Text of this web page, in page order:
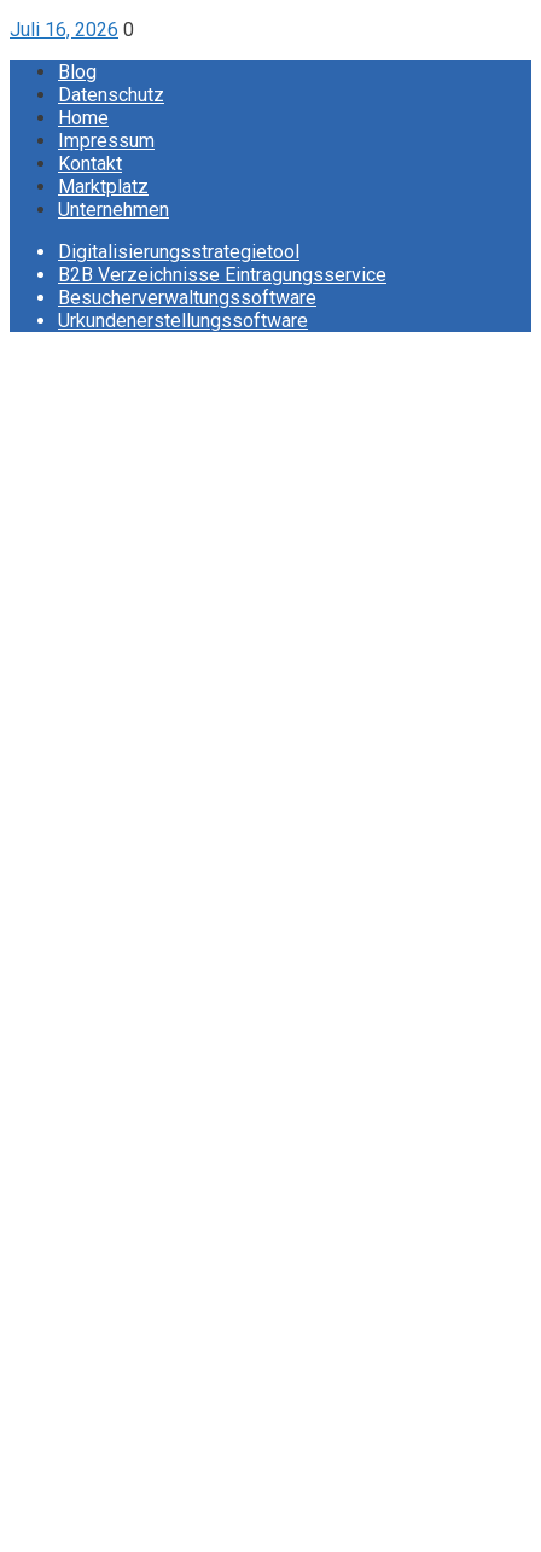
Juli 16, 2026 0
Blog
Datenschutz
Home
Impressum
Kontakt
Marktplatz
Unternehmen
Digitalisierungsstrategietool
B2B Verzeichnisse Eintragungsservice
Besucherverwaltungssoftware
Urkundenerstellungssoftware